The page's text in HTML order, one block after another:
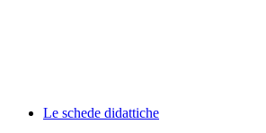
Le schede didattiche